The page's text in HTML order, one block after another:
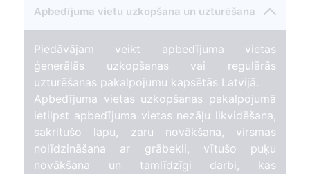
Apbedījuma vietu uzkopšana un uzturēšana
Piedāvājam veikt apbedījuma vietas
ģenerālās uzkopšanas vai regulārās
uzturēšanas pakalpojumu kapsētās Latvijā.
Apbedījuma vietas uzkopšanas pakalpojumā
ietilpst apbedījuma vietas nezāļu likvidēšana,
sakritušo lapu, zaru novākšana, virsmas
nolīdzināšana ar grābekli, vītušo puķu
novākšana un tamlīdzīgi darbi, kas